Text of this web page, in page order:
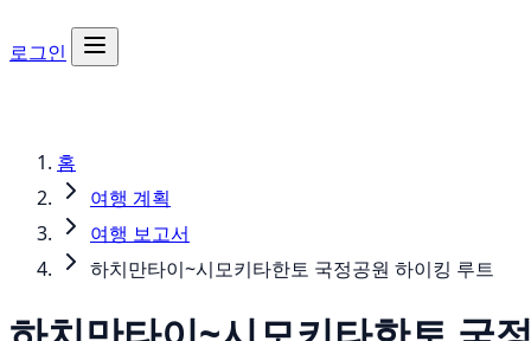
로그인
홈
여행 계획
여행 보고서
하치만타이~시모키타한토 국정공원 하이킹 루트